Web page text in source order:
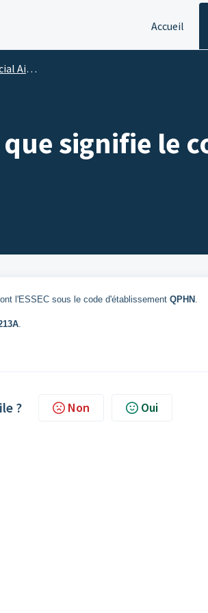
Accueil
/ Prêts
que signifie le
l'ESSEC sous le code d'établissement QPHN .
.
? Non Oui